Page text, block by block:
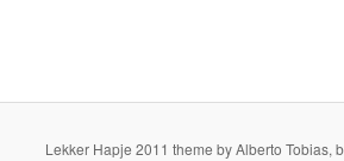
Lekker Hapje 2011 theme by Alberto Tobias,